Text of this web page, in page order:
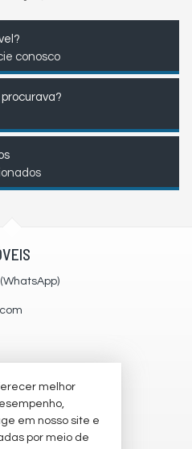
conosco
melhor
em nosso site e
por meio de